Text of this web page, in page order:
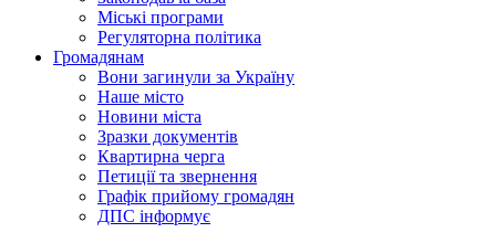
Міські програми
Регуляторна політика
Громадянам
Вони загинули за Україну
Наше місто
Новини міста
Зразки документів
Квартирна черга
Петиції та звернення
Графік прийому громадян
ДПС інформує